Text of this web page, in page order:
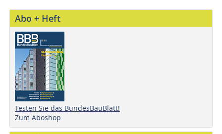
Abo + Heft
Testen Sie das BundesBauBlatt!
Zum Aboshop